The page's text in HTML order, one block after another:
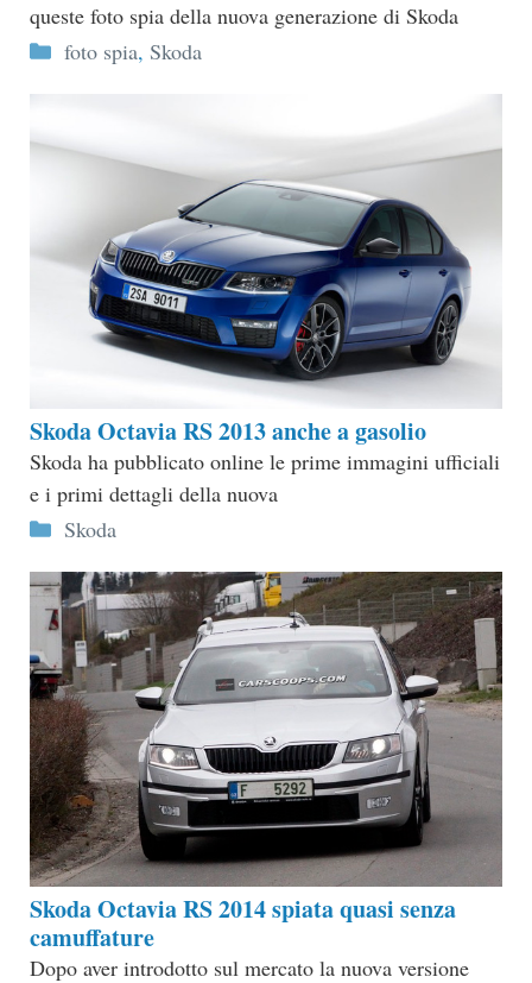
queste foto spia della nuova generazione di Skoda
Categorie
foto spia, Skoda
Skoda Octavia RS 2013 anche a gasolio
Skoda ha pubblicato online le prime immagini ufficiali
e i primi dettagli della nuova
Categorie
Skoda
Skoda Octavia RS 2014 spiata quasi senza
camuffature
Dopo aver introdotto sul mercato la nuova versione